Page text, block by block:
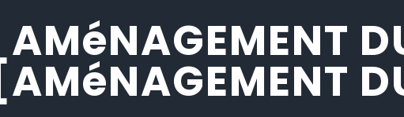
AMéNAGEMENT
[AMéNAGEMENT